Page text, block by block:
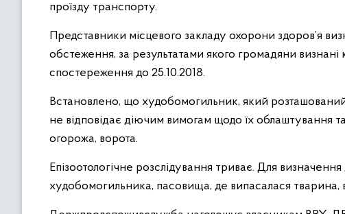
проїзду транспорту.
Представники місцевого закладу охорони здоров’я
обстеження, за результатами якого громадяни
спостереження до 25.10.2018.
Встановлено, що худобомогильник, який розташований
не відповідає діючим вимогам щодо їх облаштування
огорожа, ворота.
Епізоотологічне розслідування триває. Для
худобомогильника, пасовища, де випасалася тварина,